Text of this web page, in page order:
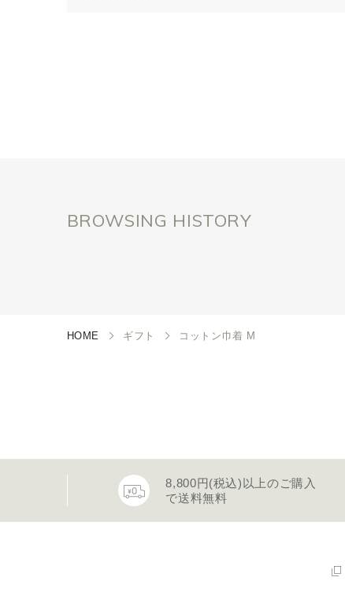
BROWSING HISTORY
HOME ギフト コットン巾着 M
8,800円(税込)以上のご購入
で送料無料